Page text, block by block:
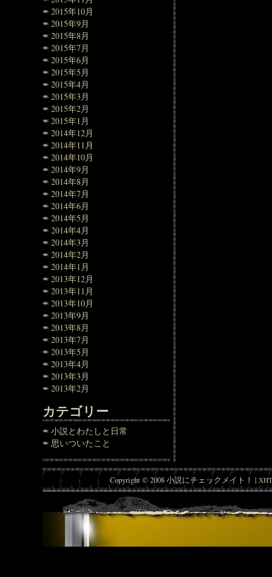
2015年10月
2015年9月
2015年8月
2015年7月
2015年6月
2015年5月
2015年4月
2015年3月
2015年2月
2015年1月
2014年12月
2014年11月
2014年10月
2014年9月
2014年8月
2014年7月
2014年6月
2014年5月
2014年4月
2014年3月
2014年2月
2014年1月
2013年12月
2013年11月
2013年10月
2013年9月
2013年8月
2013年7月
2013年5月
2013年4月
2013年3月
2013年2月
カテゴリー
小説とわたしと日常
思いついたこと
Copyright © 2008 小説にチェックメイト！ |